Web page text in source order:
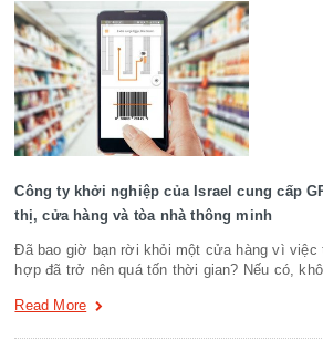
Công ty khởi nghiệp của Israel cung cấp
thị, cửa hàng và tòa nhà thông minh
Đã bao giờ bạn rời khỏi một cửa hàng vì việc
hợp đã trở nên quá tốn thời gian? Nếu có,
Read More